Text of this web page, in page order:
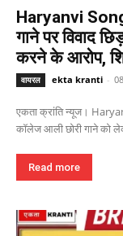
Haryanvi
गाने पर विवाद
करने के आरोप,
वायरल ekta kranti -
एकता क्रांति न्यूज।
कॉलेज आली छोरी गाने को
Read more